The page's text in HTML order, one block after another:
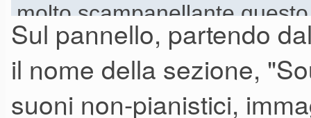
molto scampanellante
Sul pannello, partendo
il nome della sezione,
suoni non-pianistici,